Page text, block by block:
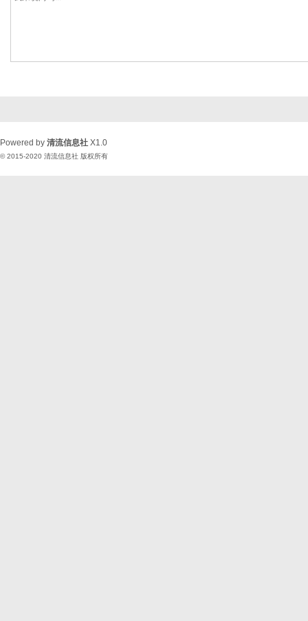
Powered by 清流信息社 X1.0
© 2015-2020 清流信息社 版权所有